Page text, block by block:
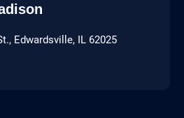
Edwardsville, IL 62025